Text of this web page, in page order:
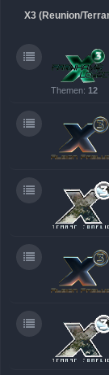
X3 (Reunion/
Themen: 12